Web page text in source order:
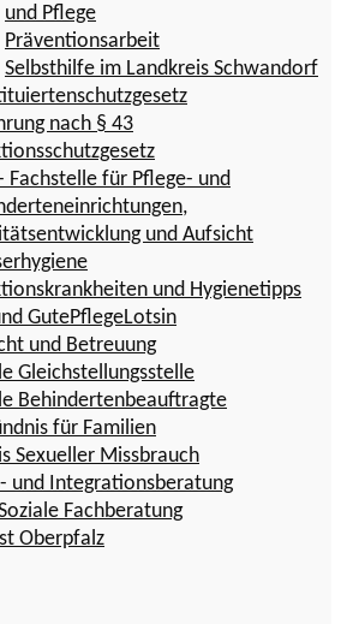
und Pflege
Präventionsarbeit
Selbsthilfe im Landkreis Schwandorf
nach § 43
Fachstelle für Pflege- und
und Aufsicht
und Hygienetipps
GutePflegeLotsin
und Betreuung
Gleichstellungsstelle
Behindertenbeauftragte
für Familien
Sexueller Missbrauch
und Integrationsberatung
Fachberatung
Oberpfalz